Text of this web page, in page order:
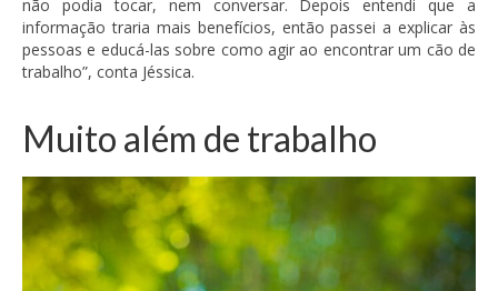
não podia tocar, nem conversar. Depois entendi que a
informação traria mais benefícios, então passei a explicar às
pessoas e educá-las sobre como agir ao encontrar um cão de
trabalho”, conta Jéssica.
Muito além de trabalho